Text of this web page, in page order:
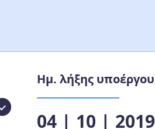
Ημ. λήξης υποέργου
04 | 10 | 2019